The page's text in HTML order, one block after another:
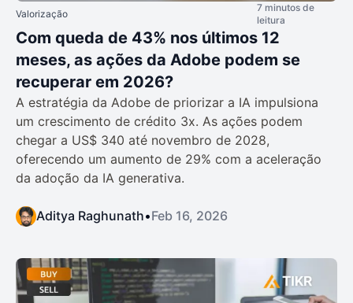
Valorização
7 minutos de
leitura
Com queda de 43% nos últimos 12
meses, as ações da Adobe podem se
recuperar em 2026?
A estratégia da Adobe de priorizar a IA impulsiona
um crescimento de crédito 3x. As ações podem
chegar a US$ 340 até novembro de 2028,
oferecendo um aumento de 29% com a aceleração
da adoção da IA generativa.
Aditya Raghunath•Feb 16, 2026